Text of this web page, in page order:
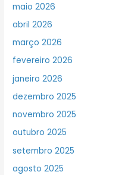
maio 2026
abril 2026
março 2026
fevereiro 2026
janeiro 2026
dezembro 2025
novembro 2025
outubro 2025
setembro 2025
agosto 2025